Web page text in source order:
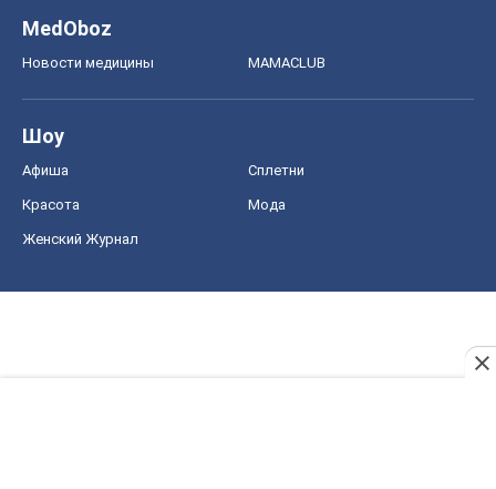
MedOboz
Новости медицины MAMACLUB
Шоу
Афиша Сплетни
Красота Мода
Женский Журнал